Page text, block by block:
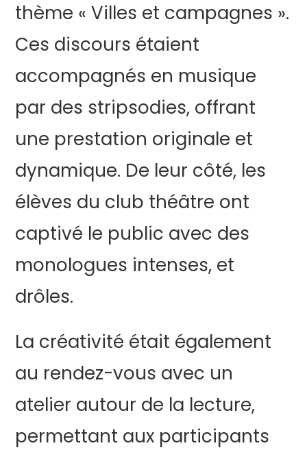
thème « Villes et campagnes ».
Ces discours étaient
accompagnés en musique
par des stripsodies, offrant
une prestation originale et
dynamique. De leur côté, les
élèves du club théâtre ont
captivé le public avec des
monologues intenses, et
drôles.
La créativité était également
au rendez-vous avec un
atelier autour de la lecture,
permettant aux participants